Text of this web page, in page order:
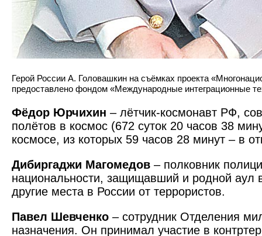
Герой России А. Головашкин на съёмках проекта
предоставлено фондом «Международные интеграционные
Фёдор Юрчихин – лётчик-космонавт РФ,
полётов в космос (672 суток 20 часов 38
космосе, из которых 59 часов 28 минут – в
Дибиргаджи Магомедов – полковник
национальности, защищавший и родной аул
другие места в России от террористов.
Павел Шевченко – сотрудник Отделения
назначения. Он принимал участие в